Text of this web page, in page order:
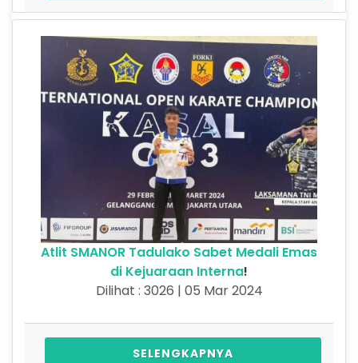
Atlit SMANOR Tadulako Sabet Medali Emas
di Kejuaraan Interna!
Dilihat : 3026 | 05 Mar 2024
SELENGKAPNYA